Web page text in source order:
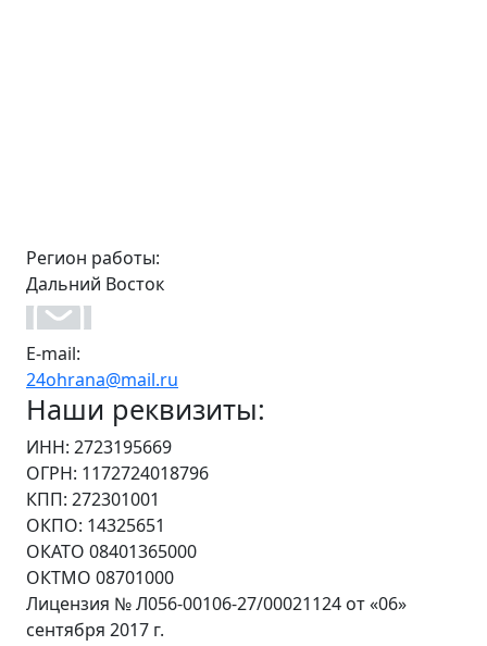
Регион работы:
Дальний Восток
E-mail:
24ohrana@mail.ru
Наши реквизиты:
ИНН: 2723195669
ОГРН: 1172724018796
КПП: 272301001
ОКПО: 14325651
ОКАТО 08401365000
ОКТМО 08701000
Лицензия № Л056-00106-27/00021124 от «06»
сентября 2017 г.